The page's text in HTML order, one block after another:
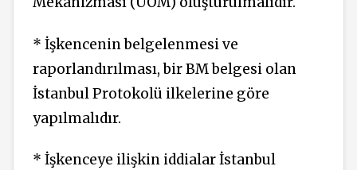
* İşkencenin belgelenmesi ve
raporlandırılması, bir BM belgesi olan
İstanbul Protokolü ilkelerine göre
yapılmalıdır.
* İşkenceye ilişkin iddialar İstanbul